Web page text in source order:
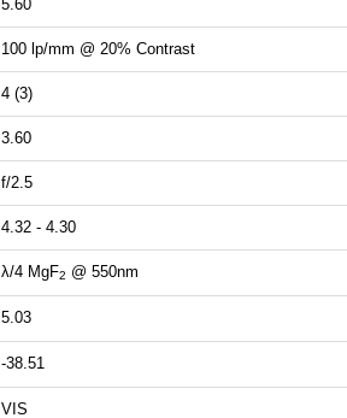
5.60
100 lp/mm @ 20% Contrast
4 (3)
3.60
f/2.5
4.32 - 4.30
λ/4 MgF2 @ 550nm
5.03
-38.51
VIS